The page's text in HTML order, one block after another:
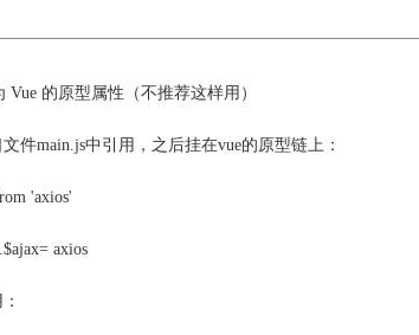
Vue 的原型属性（不推荐这样用）
件main.js中引用，之后挂在vue的原型链上：
'axios'
axios